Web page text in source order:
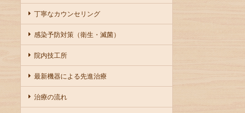
丁寧なカウンセリング
感染予防対策（衛生・滅菌）
院内技工所
最新機器による先進治療
治療の流れ